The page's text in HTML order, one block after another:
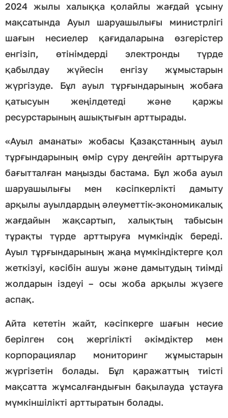
2024 жылы халыққа қолайлы жағдай ұсыну
мақсатында Ауыл шаруашылығы министрлігі
шағын несиелер қағидаларына өзгерістер
енгізіп, өтінімдерді электронды түрде
қабылдау жүйесін енгізу жұмыстарын
жүргізуде. Бұл ауыл тұрғындарының жобаға
қатысуын жеңілдетеді және қаржы
ресурстарының ашықтығын арттырады.
«Ауыл аманаты» жобасы Қазақстанның ауыл
тұрғындарының өмір сүру деңгейін арттыруға
бағытталған маңызды бастама. Бұл жоба ауыл
шаруашылығы мен кәсіпкерлікті дамыту
арқылы ауылдардың әлеуметтік-экономикалық
жағдайын жақсартып, халықтың табысын
тұрақты түрде арттыруға мүмкіндік береді.
Ауыл тұрғындарының жаңа мүмкіндіктерге қол
жеткізуі, кәсібін ашуы және дамытудың тиімді
жолдарын іздеуі – осы жоба арқылы жүзеге
аспақ.
Айта кететін жайт, кәсіпкерге шағын несие
берілген соң жергілікті әкімдіктер мен
корпорациялар мониторинг жұмыстарын
жүргізетін болады. Бұл қаражаттың тиісті
мақсатта жұмсалғандығын бақылауда ұстауға
мүмкіншілікті арттыратын болады.